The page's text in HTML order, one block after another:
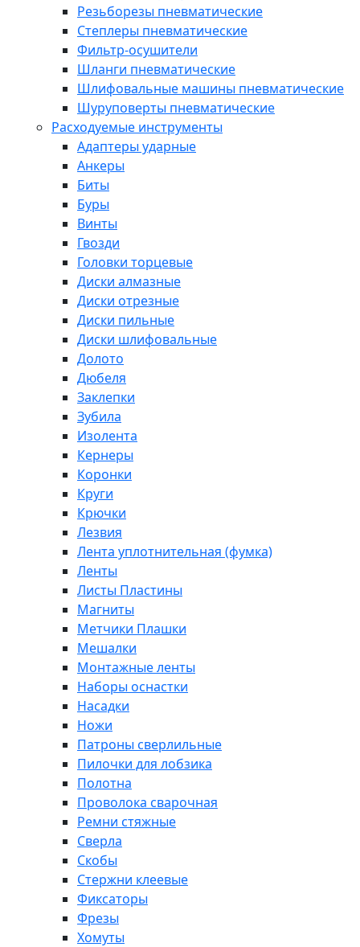
Резьборезы пневматические
Степлеры пневматические
Фильтр-осушители
Шланги пневматические
Шлифовальные машины пневматические
Шуруповерты пневматические
Расходуемые инструменты
Адаптеры ударные
Анкеры
Биты
Буры
Винты
Гвозди
Головки торцевые
Диски алмазные
Диски отрезные
Диски пильные
Диски шлифовальные
Долото
Дюбеля
Заклепки
Зубила
Изолента
Кернеры
Коронки
Круги
Крючки
Лезвия
Лента уплотнительная (фумка)
Ленты
Листы Пластины
Магниты
Метчики Плашки
Мешалки
Монтажные ленты
Наборы оснастки
Насадки
Ножи
Патроны сверлильные
Пилочки для лобзика
Полотна
Проволока сварочная
Ремни стяжные
Сверла
Скобы
Стержни клеевые
Фиксаторы
Фрезы
Хомуты